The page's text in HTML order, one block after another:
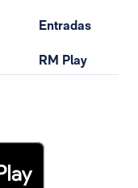
Entradas
RM Play